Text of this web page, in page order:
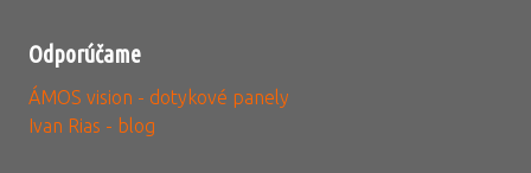
Odporúčame
ÁMOS vision - dotykové panely
Ivan Rias - blog